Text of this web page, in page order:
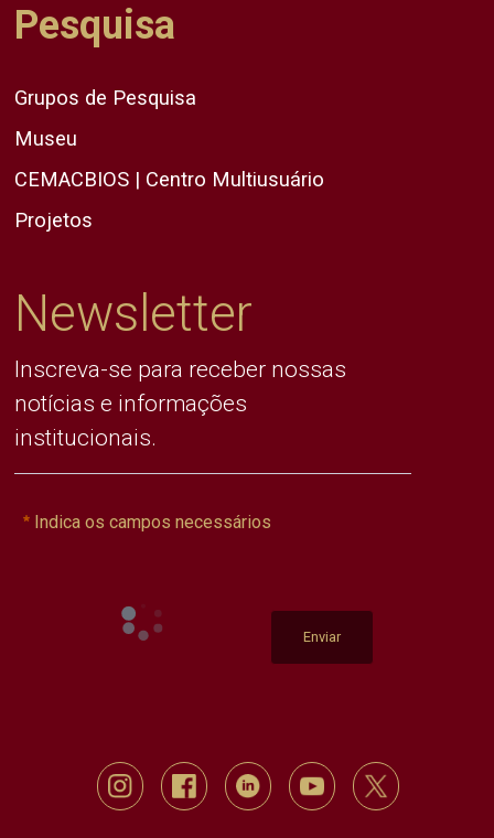
Pesquisa
Grupos de Pesquisa
Museu
CEMACBIOS | Centro Multiusuário
Projetos
Newsletter
Inscreva-se para receber nossas
notícias e informações
institucionais.
Indica os campos necessários
Enviar